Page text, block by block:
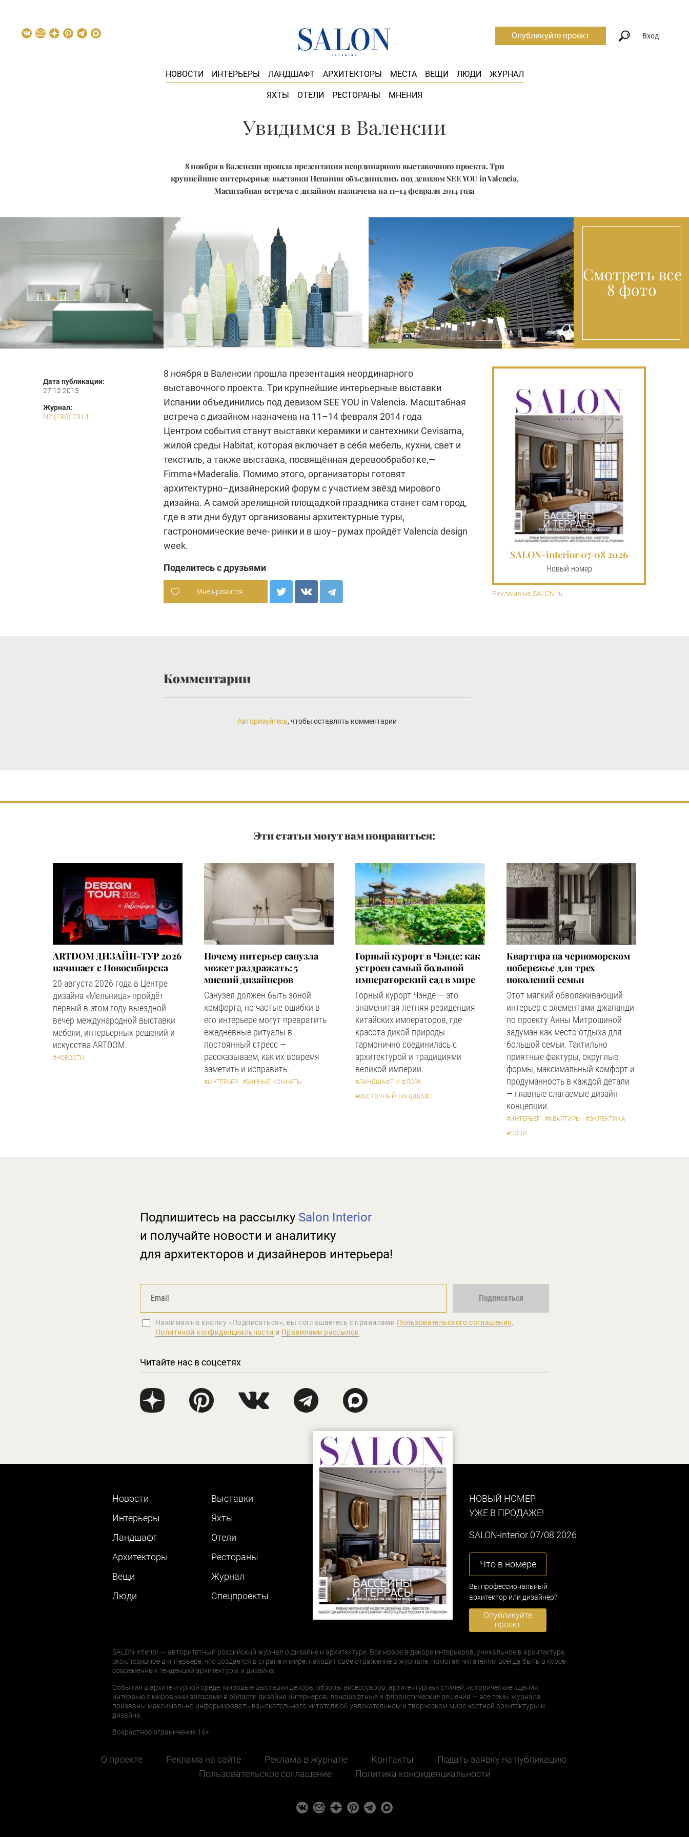
НОВОСТИ ИНТЕРЬЕРЫ ЛАНДШАФТ АРХИТЕКТОРЫ МЕСТА ВЕЩИ ЛЮДИ ЖУРНАЛ
ЯХТЫ ОТЕЛИ РЕСТОРАНЫ МНЕНИЯ
Опубликуйте проект Вход
Увидимся в Валенсии
8 ноября в Валенсии прошла презентация неординарного выставочного проекта. Три
крупнейшие интерьерные выставки Испании объединились под девизом SEE YOU in Valencia.
Масштабная встреча с дизайном назначена на 11–14 февраля 2014 года
Смотреть все
8 фото
Дата публикации:
27.12.2013
Журнал:
N2 (190) 2014
8 ноября в Валенсии прошла презентация неординарного
выставочного проекта. Три крупнейшие интерьерные выставки
Испании объединились под девизом SEE YOU in Valencia. Масштабная
встреча с дизайном назначена на 11–14 февраля 2014 года
Центром события станут выставки керамики и сантехники Cevisama,
жилой среды Habitat, которая включает в себя мебель, кухни, свет и
текстиль, а также выставка, посвящённая деревообработке,—
Fimma+Maderalia. Помимо этого, организаторы готовят
архитектурно–дизайнерский форум с участием звёзд мирового
дизайна. А самой зрелищной площадкой праздника станет сам город,
где в эти дни будут организованы архитектурные туры,
гастрономические вече- ринки и в шоу–румах пройдёт Valencia design
week.
Поделитесь с друзьями
Мне нравится
SALON-interior 07/08 2026
Новый номер
Реклама на SALON.ru
Комментарии
Авторизуйтесь, чтобы оставлять комментарии
Эти статьи могут вам понравиться:
ARTDOM ДИЗАЙН-ТУР 2026
начинает с Новосибирска
20 августа 2026 года в Центре
дизайна «Мельница» пройдёт
первый в этом году выездной
вечер международной выставки
мебели, интерьерных решений и
искусства ARTDOM.
#НОВОСТИ
Почему интерьер санузла
может раздражать: 5
мнений дизайнеров
Санузел должен быть зоной
комфорта, но частые ошибки в
его интерьере могут превратить
ежедневные ритуалы в
постоянный стресс —
рассказываем, как их вовремя
заметить и исправить.
#ИНТЕРЬЕР #ВАННЫЕ КОМНАТЫ
Горный курорт в Чэнде: как
устроен самый большой
императорский сад в мире
Горный курорт Чэнде — это
знаменитая летняя резиденция
китайских императоров, где
красота дикой природы
гармонично соединилась с
архитектурой и традициями
великой империи.
#ЛАНДШАФТ И ФЛОРА
#ВОСТОЧНЫЙ ЛАНДШАФТ
Квартира на черноморском
побережье для трех
поколений семьи
Этот мягкий обволакивающий
интерьер с элементами джапанди
по проекту Анны Митрошиной
задуман как место отдыха для
большой семьи. Тактильно
приятные фактуры, округлые
формы, максимальный комфорт и
продуманность в каждой детали
— главные слагаемые дизайн-
концепции.
#ИНТЕРЬЕР #КВАРТИРЫ
#ЭКЛЕКТИКА
#СОЧИ
Подпишитесь на рассылку Salon Interior
и получайте новости и аналитику
для архитекторов и дизайнеров интерьера!
Подписаться
Нажимая на кнопку «Подписаться», вы соглашаетеcь с правилами Пользовательского соглашения,
Политикой конфиденциальности и Правилами рассылок
Читайте нас в соцсетях
Новости
Интерьеры
Ландшафт
Архитекторы
Вещи
Люди
Выставки
Яхты
Отели
Рестораны
Журнал
Cпецпроекты
НОВЫЙ НОМЕР
УЖЕ В ПРОДАЖЕ!
SALON-interior 07/08 2026
Что в номере
Вы профессиональный
архитектор или дизайнер?
Опубликуйте
проект
SALON-interior — авторитетный российский журнал о дизайне и архитектуре. Все новое в декоре интерьеров, уникальное в архитектуре,
эксклюзивное в интерьере, что создается в стране и мире, находит свое отражение в журнале, помогая читателям всегда быть в курсе
современных тенденций архитектуры и дизайна.
События в архитектурной среде, мировые выставки декора, обзоры аксессуаров, архитектурных стилей, исторические здания,
интервью с мировыми звездами в области дизайна интерьеров, ландшафтные и флористические решения — все темы журнала
призваны максимально информировать взыскательного читателя об увлекательном и творческом мире частной архитектуры и
дизайна.
Возрастное ограничение 16+
О проекте Реклама на сайте Реклама в журнале Контакты
Подать заявку на публикацию
Пользовательское соглашение
Политика конфиденциальности